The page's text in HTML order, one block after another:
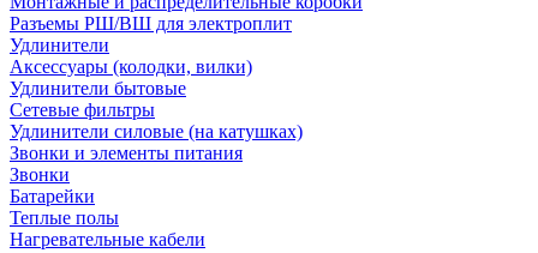
Разъемы РШ/ВШ для электроплит
Удлинители
Аксессуары (колодки, вилки)
Удлинители бытовые
Сетевые фильтры
Удлинители силовые (на катушках)
Звонки и элементы питания
Звонки
Батарейки
Теплые полы
Нагревательные кабели